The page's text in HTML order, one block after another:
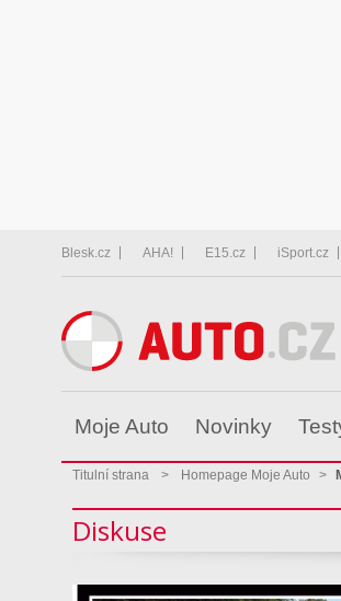
Blesk.cz AHA! E15.cz iSport.cz
Moje Auto Novinky
Titulní strana > Homepage Moje Auto >
Diskuse